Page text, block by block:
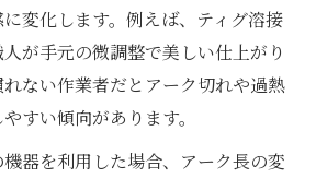
変化します。例えば、ティグ溶接
が手元の微調整で美しい仕上がり
ない作業者だとアーク切れや過熱
すい傾向があります。
器を利用した場合、アーク長の変